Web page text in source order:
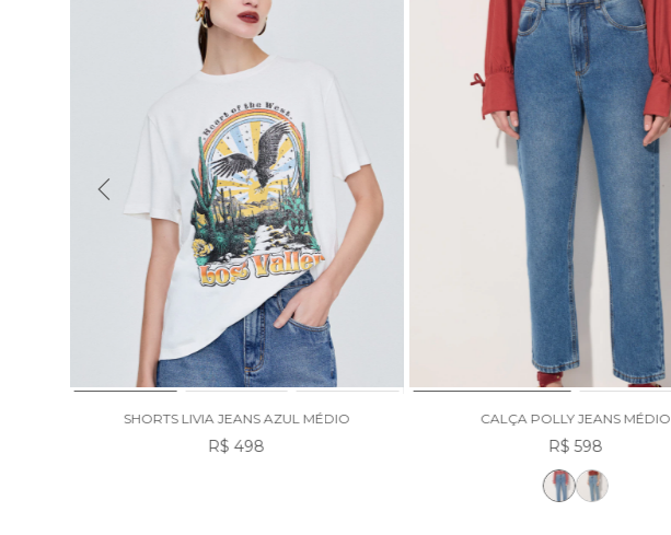
SHORTS LIVIA JEANS AZUL MÉDIO
R$ 498
CALÇA POLLY JEANS MÉDIO
R$ 598